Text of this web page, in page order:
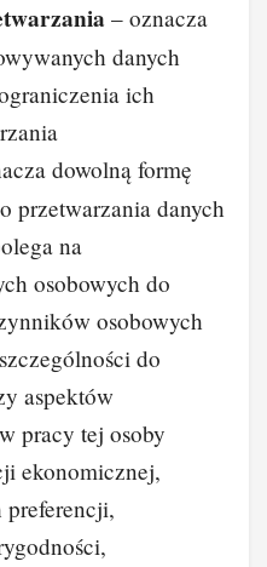
– oznacza
danych
ich
dowolną formę
przetwarzania danych
na
osobowych do
osobowych
do
aspektów
pracy tej osoby
ekonomicznej,
preferencji,